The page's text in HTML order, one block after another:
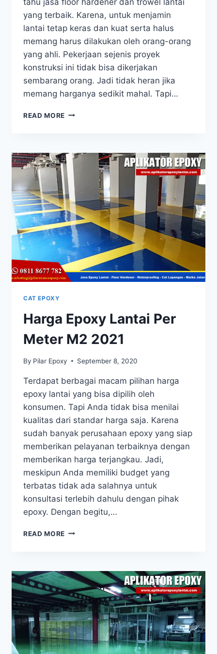
yang terbaik. Karena, untuk menjamin
lantai tetap keras dan kuat serta halus
memang harus dilakukan oleh orang-orang
yang ahli. Pekerjaan sejenis proyek
konstruksi ini tidak bisa dikerjakan
sembarang orang. Jadi tidak heran jika
memang harganya sedikit mahal. Tapi…
READ MORE
CAT EPOXY
Harga Epoxy Lantai Per
Meter M2 2021
By Pilar Epoxy September 8, 2020
Terdapat berbagai macam pilihan harga
epoxy lantai yang bisa dipilih oleh
konsumen. Tapi Anda tidak bisa menilai
kualitas dari standar harga saja. Karena
sudah banyak perusahaan epoxy yang siap
memberikan pelayanan terbaiknya dengan
memberikan harga terjangkau. Jadi,
meskipun Anda memiliki budget yang
terbatas tidak ada salahnya untuk
konsultasi terlebih dahulu dengan pihak
epoxy. Dengan begitu,…
READ MORE